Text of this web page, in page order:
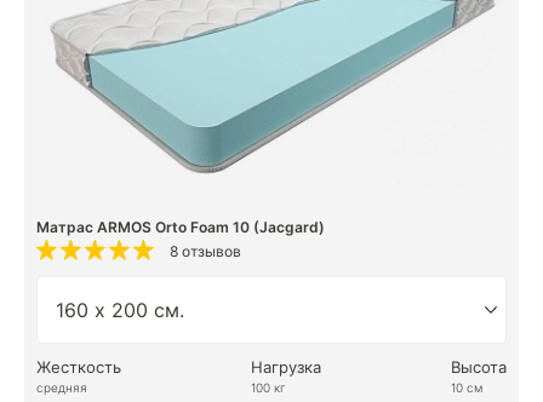
Матрас ARMOS Orto Foam 10 (Jacgard)
8 отзывов
Жесткость
средняя
Нагрузка
100 кг
Высота
10 см